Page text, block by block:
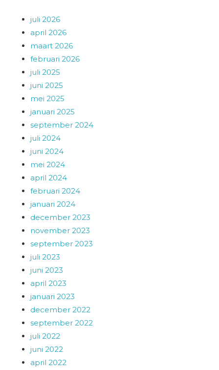
juli 2026
april 2026
maart 2026
februari 2026
juli 2025
juni 2025
mei 2025
januari 2025
september 2024
juli 2024
juni 2024
mei 2024
april 2024
februari 2024
januari 2024
december 2023
november 2023
september 2023
juli 2023
juni 2023
april 2023
januari 2023
december 2022
september 2022
juli 2022
juni 2022
april 2022